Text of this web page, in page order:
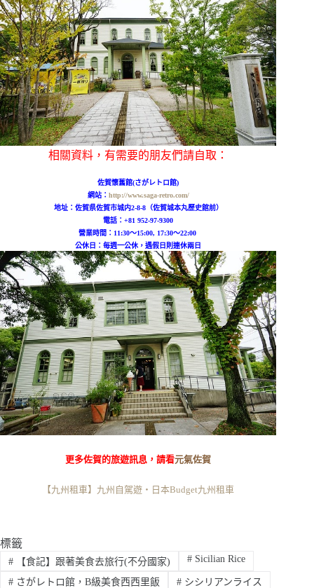
相關資料，有需要的朋友們請自取：
佐賀懷舊館(さがレトロ館)
網站： http://www.saga-retro.com/
地址：佐賀県佐賀市城内2-8-8（佐賀城本丸歷史館前）
電話：+81 952-97-9300
營業時間：11:30～15:00, 17:30～22:00
公休日：每週一公休，遇假日則連休兩日
更多佐賀的旅遊訊息，請看元氣佐賀
【九州租車】九州自駕遊・日本Budget九州租車
標籤
#【食記】跟著美食去旅行(不分國家) #Sicilian Rice
#さがレトロ館，B級美食西西里飯 #シシリアンライス